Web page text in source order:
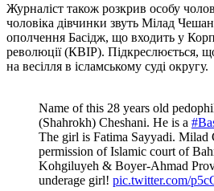
Журналіст також розкрив особу
чоловіка дівчинки звуть Мілад
ополчення Басідж, що входить у
революції (КВІР). Підкреслюється,
на весілля в ісламському суді округу.
Name of this 28 years old
(Shahrokh) Cheshani. He is a
The girl is Fatima Sayyadi. Milad
permission of Islamic court of
Kohgiluyeh & Boyer-Ahmad
underage girl! pic.twitter.com/